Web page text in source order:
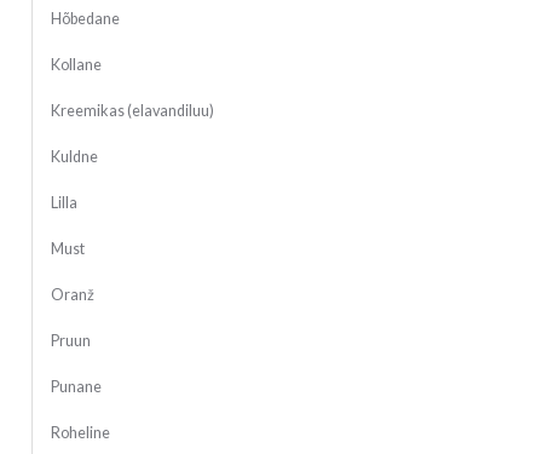
Hõbedane
Kollane
Kreemikas (elavandiluu)
Kuldne
Lilla
Must
Oranž
Pruun
Punane
Roheline